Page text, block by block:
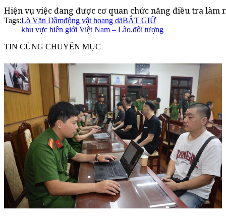
Hiện vụ việc đang được cơ quan chức năng điều tra làm
Tags:Lò Văn Dầmđộng vật hoang dãBẮT GIỮ
khu vực biên giới Việt Nam – Lào.đối tượng
TIN CÙNG CHUYÊN MỤC